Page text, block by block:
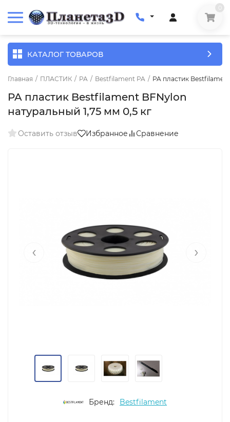
КАТАЛОГ ТОВАРОВ
Главная / ПЛАСТИК / PA / Bestfilament PA / PA пластик
PA пластик Bestfilament BFNylon
натуральный 1,75 мм 0,5 кг
Оставить отзыв Избранное Сравнение
‹ ›
Бренд: Bestfilament